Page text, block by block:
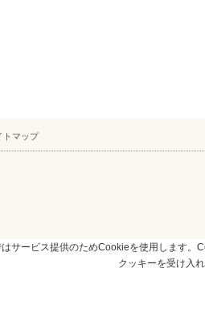
トマップ
はサービス提供のためCookieを使用します。
クッキーを受け入